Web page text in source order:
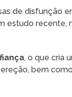
de disfunção
estudo recente,
, o que cria
bem